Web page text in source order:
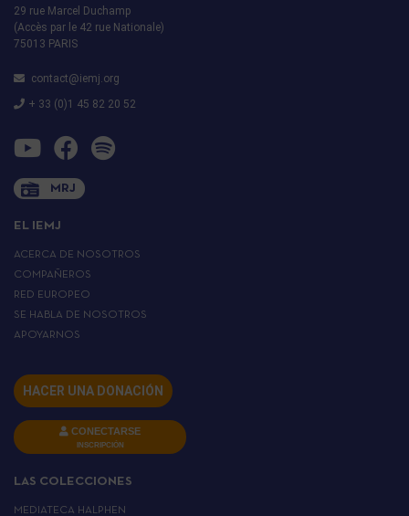
29 rue Marcel Duchamp
(Accès par le 42 rue Nationale)
75013 PARIS
contact@iemj.org
+ 33 (0)1 45 82 20 52
MRJ
EL IEMJ
ACERCA DE NOSOTROS
COMPAÑEROS
RED EUROPEO
SE HABLA DE NOSOTROS
APOYARNOS
HACER UNA DONACIÓN
CONECTARSE
INSCRIPCIÓN
LAS COLECCIONES
MEDIATECA HALPHEN